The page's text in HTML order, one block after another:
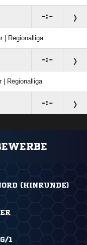
:
| Regionalliga
:
| Regionalliga
:
(HINRUNDE)
1